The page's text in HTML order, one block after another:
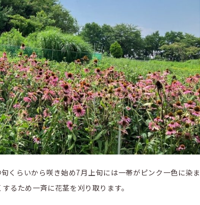
くらいから咲き始め7月上旬には一帯がピンク一色に染ま
るため一斉に花茎を刈り取ります。